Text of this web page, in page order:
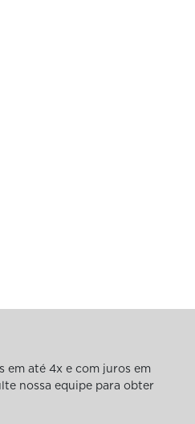
em até 4x e com juros em
nossa equipe para obter